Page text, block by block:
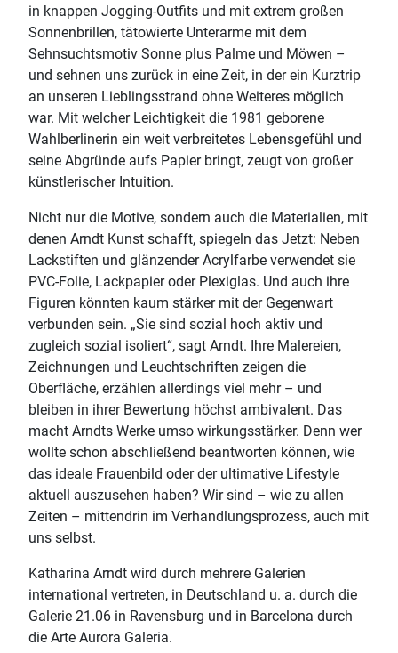
in knappen Jogging-Outfits und mit extrem großen
Sonnenbrillen, tätowierte Unterarme mit dem
Sehnsuchtsmotiv Sonne plus Palme und Möwen –
und sehnen uns zurück in eine Zeit, in der ein Kurztrip
an unseren Lieblingsstrand ohne Weiteres möglich
war. Mit welcher Leichtigkeit die 1981 geborene
Wahlberlinerin ein weit verbreitetes Lebensgefühl und
seine Abgründe aufs Papier bringt, zeugt von großer
künstlerischer Intuition.
Nicht nur die Motive, sondern auch die Materialien, mit
denen Arndt Kunst schafft, spiegeln das Jetzt: Neben
Lackstiften und glänzender Acrylfarbe verwendet sie
PVC-Folie, Lackpapier oder Plexiglas. Und auch ihre
Figuren könnten kaum stärker mit der Gegenwart
verbunden sein. „Sie sind sozial hoch aktiv und
zugleich sozial isoliert“, sagt Arndt. Ihre Malereien,
Zeichnungen und Leuchtschriften zeigen die
Oberfläche, erzählen allerdings viel mehr – und
bleiben in ihrer Bewertung höchst ambivalent. Das
macht Arndts Werke umso wirkungsstärker. Denn wer
wollte schon abschließend beantworten können, wie
das ideale Frauenbild oder der ultimative Lifestyle
aktuell auszusehen haben? Wir sind – wie zu allen
Zeiten – mittendrin im Verhandlungsprozess, auch mit
uns selbst.
Katharina Arndt wird durch mehrere Galerien
international vertreten, in Deutschland u. a. durch die
Galerie 21.06 in Ravensburg und in Barcelona durch
die Arte Aurora Galeria.